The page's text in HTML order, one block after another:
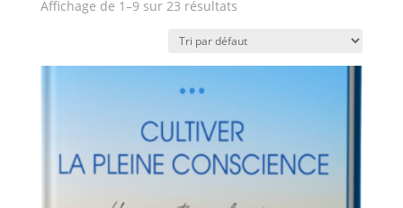
Affichage de 1–9 sur 23 résultats